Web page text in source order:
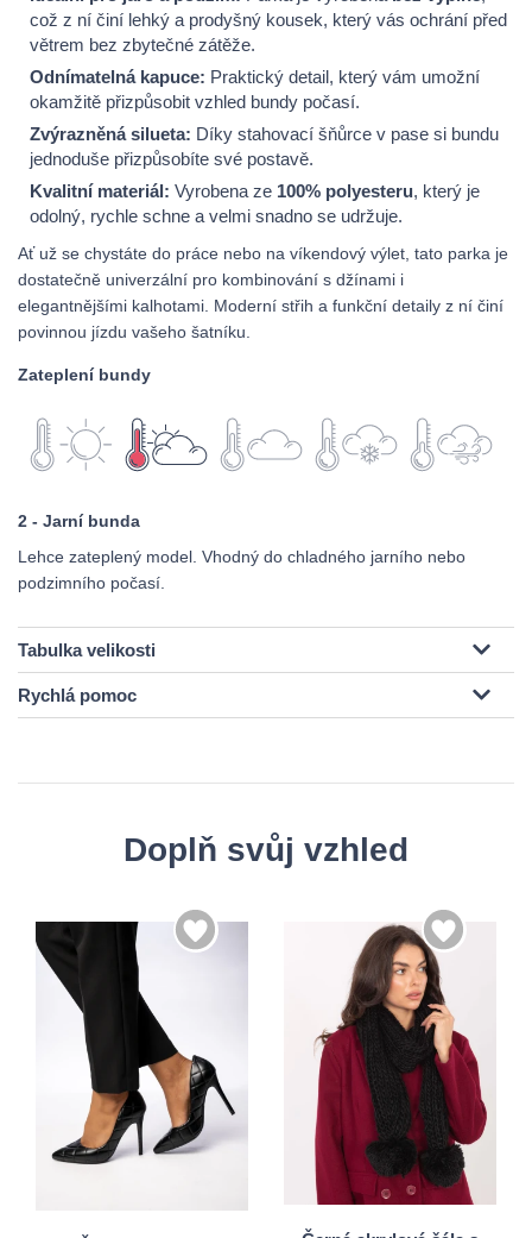
což z ní činí lehký a prodyšný kousek, který vás ochrání před
větrem bez zbytečné zátěže.
Odnímatelná kapuce: Praktický detail, který vám umožní
okamžitě přizpůsobit vzhled bundy počasí.
Zvýrazněná silueta: Díky stahovací šňůrce v pase si bundu
jednoduše přizpůsobíte své postavě.
Kvalitní materiál: Vyrobena ze 100% polyesteru, který je
odolný, rychle schne a velmi snadno se udržuje.
Ať už se chystáte do práce nebo na víkendový výlet, tato parka je
dostatečně univerzální pro kombinování s džínami i
elegantnějšími kalhotami. Moderní střih a funkční detaily z ní činí
povinnou jízdu vašeho šatníku.
Zateplení bundy
2 - Jarní bunda
Lehce zateplený model. Vhodný do chladného jarního nebo
podzimního počasí.
Tabulka velikosti
Rychlá pomoc
Doplň svůj vzhled
36 37
38
Univerzální